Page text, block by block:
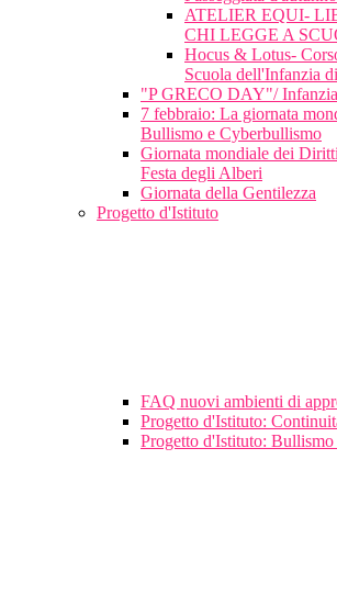
ATELIER EQUI-
CHI LEGGE A
Hocus & Lotus-
Scuola dell'Infanzia
"P GRECO DAY"/ Infanzia
7 febbraio: La giornata
Bullismo e Cyberbullismo
Giornata mondiale dei
Festa degli Alberi
Giornata della Gentilezza
Progetto d'Istituto
FAQ nuovi ambienti di
Progetto d'Istituto:
Progetto d'Istituto: